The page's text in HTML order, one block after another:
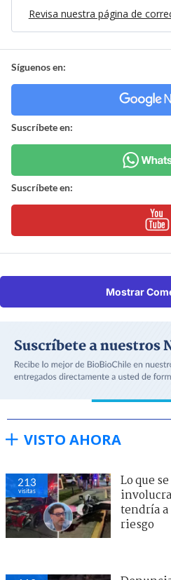
Revisa nuestra página de
Síguenos en:
Suscríbete en:
Suscríbete en:
Mostrar
VISTO AHORA
213
visitas
Lo que
tendría
riesgo